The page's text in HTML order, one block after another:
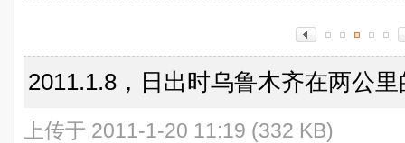
2011.1.8，日出时乌鲁木齐在两公
上传于 2011-1-20 11:19 (332 KB)